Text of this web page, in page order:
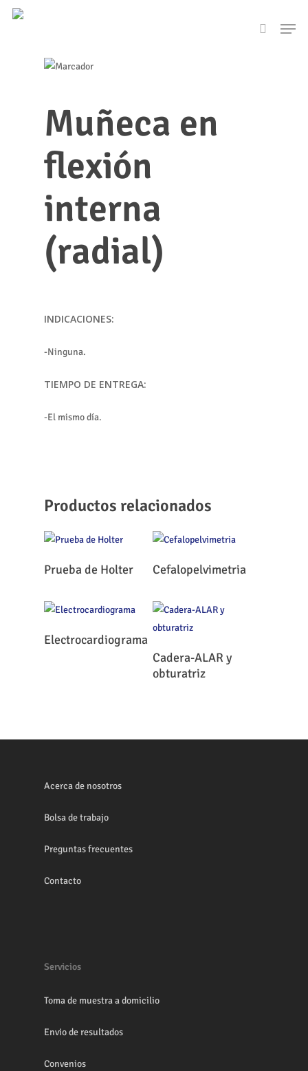
Skip
search
Muñeca en
flexión
interna
(radial)
INDICACIONES:
-Ninguna.
TIEMPO DE ENTREGA:
-El mismo día.
Productos relacionados
Leer Más
Prueba de Holter Leer Más
Cefalopelvimetria
Leer Más
Electrocardiograma
Leer Más
Cadera-ALAR y
obturatriz
Acerca de nosotros
Bolsa de trabajo
Preguntas frecuentes
Contacto
Servicios
Toma de muestra a domicilio
Envio de resultados
Convenios